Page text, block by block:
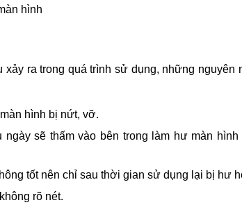
hình
ra trong quá trình sử dụng, những nguyên
hình bị nứt, vỡ.
sẽ thấm vào bên trong làm hư màn hình
tốt nên chỉ sau thời gian sử dụng lại bị hư
rõ nét.